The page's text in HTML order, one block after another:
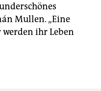
Mullen. „Eine
ihr Leben